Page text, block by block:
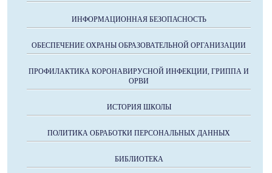
ИНФОРМАЦИОННАЯ БЕЗОПАСНОСТЬ
ОБЕСПЕЧЕНИЕ ОХРАНЫ ОБРАЗОВАТЕЛЬНОЙ ОРГАНИЗАЦИИ
ПРОФИЛАКТИКА КОРОНАВИРУСНОЙ ИНФЕКЦИИ, ГРИППА И
ОРВИ
ИСТОРИЯ ШКОЛЫ
ПОЛИТИКА ОБРАБОТКИ ПЕРСОНАЛЬНЫХ ДАННЫХ
БИБЛИОТЕКА